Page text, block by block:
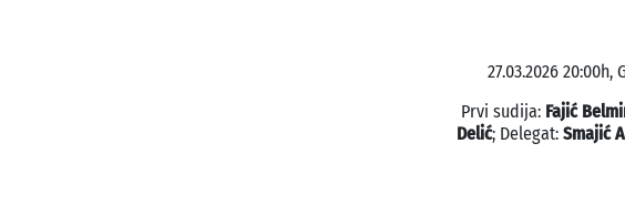
27.03.2026 20:00h,
Prvi sudija: Fajić
Delić; Delegat: Smajić